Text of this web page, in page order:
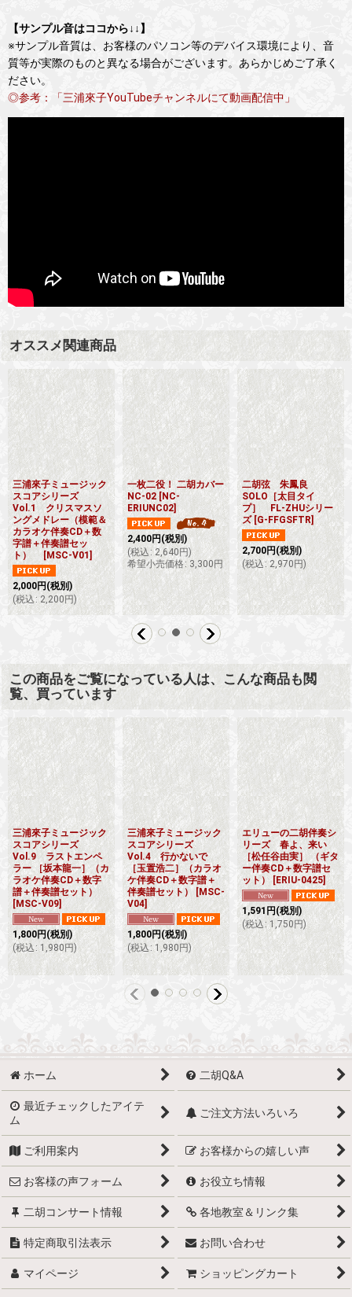
【サンプル音はココから↓↓】
※サンプル音質は、お客様のパソコン等のデバイス環境により、音
質等が実際のものと異なる場合がございます。あらかじめご了承く
ださい。
◎参考：「三浦來子YouTubeチャンネルにて動画配信中」
オススメ関連商品
三浦來子ミュージック
スコアシリーズ
Vol.1 クリスマスソ
ングメドレー（模範＆
カラオケ伴奏CD＋数
字譜＋伴奏譜セッ
ト） [MSC-V01 ]
2,000円 (税別)
(税込: 2,200 円)
一枚二役！ 二胡カバー
NC-02 [NC-
ERIUNC02]
2,400円 (税別)
(税込 : 2,640 円)
希望小売価格: 3,300 円
二胡弦 朱鳳良
SOLO［太目タイ
プ］ FL-ZHUシリー
ズ [G-FFGSFTR]
2,700円 (税別)
(税込: 2,970 円)
この商品をご覧になっている人は、こんな商品も閲
覧、買っています
三浦來子ミュージック
スコアシリーズ
Vol.9 ラストエンペ
ラー ［坂本龍一］（カ
ラオケ伴奏CD＋数字
譜＋伴奏譜セット）
[MSC-V09]
1,800円 (税別)
(税込 : 1,980円)
三浦來子ミュージック
スコアシリーズ
Vol.4 行かないで
［玉置浩二］（カラオ
ケ伴奏CD＋数字譜＋
伴奏譜セット） [MSC-
V04]
1,800円 (税別)
(税込 : 1,980円)
エリューの二胡伴奏シ
リーズ 春よ、来い
［松任谷由実］ （ギタ
ー伴奏CD＋数字譜セ
ット） [ERIU-0425]
1,591 円 (税別)
(税込: 1,750円)
ホーム 二胡Q&A
最近チェックしたアイテ
ム
ご注文方法いろいろ
ご利用案内 お客様からの嬉しい声
お客様の声フォーム お役立ち情報
二胡コンサート情報 各地教室＆リンク集
特定商取引法表示 お問い合わせ
マイページ ショッピングカート